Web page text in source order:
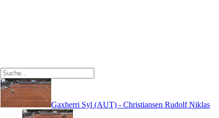
Gaxherri Syl (AUT) - Christiansen Rudolf Niklas